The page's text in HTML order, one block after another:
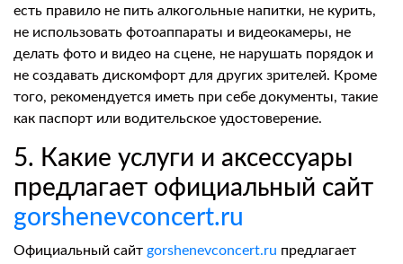
есть правило не пить алкогольные напитки, не курить,
не использовать фотоаппараты и видеокамеры, не
делать фото и видео на сцене, не нарушать порядок и
не создавать дискомфорт для других зрителей. Кроме
того, рекомендуется иметь при себе документы, такие
как паспорт или водительское удостоверение.
5. Какие услуги и аксессуары
предлагает официальный сайт
gorshenevconcert.ru
Официальный сайт gorshenevconcert.ru предлагает